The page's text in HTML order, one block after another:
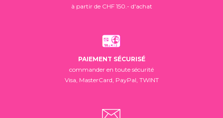
à partir de CHF 150.- d'achat
PAIEMENT SÉCURISÉ
commander en toute sécurité
Visa, MasterCard, PayPal, TWINT